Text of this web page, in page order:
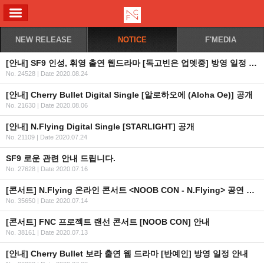
NEW RELEASE NOTICE F'MEDIA
[안내] SF9 인성, 휘영 출연 웹드라마 [독고빈은 업뎃중] 방영 일정 안내
No. 24528 | Date 2020.08.24
[안내] Cherry Bullet Digital Single [알로하오에 (Aloha Oe)] 공개
No. 21630 | Date 2020.08.06
[안내] N.Flying Digital Single [STARLIGHT] 공개
No. 21109 | Date 2020.07.24
SF9 로운 관련 안내 드립니다.
No. 27628 | Date 2020.07.16
[콘서트] N.Flying 온라인 콘서트 <NOOB CON - N.Flying> 공연 안내
No. 35650 | Date 2020.07.14
[콘서트] FNC 프로젝트 랜선 콘서트 [NOOB CON] 안내
No. 38161 | Date 2020.07.13
[안내] Cherry Bullet 보라 출연 웹 드라마 [반예인] 방영 일정 안내